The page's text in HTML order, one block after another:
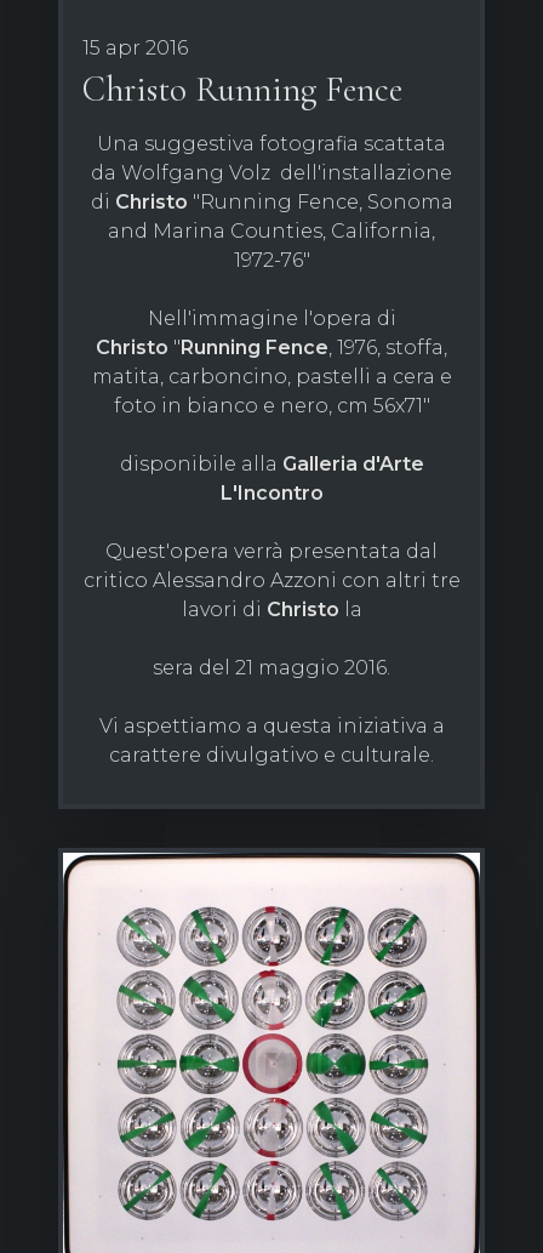
15 apr 2016
Christo Running Fence
Una suggestiva fotografia scattata
da Wolfgang Volz dell'installazione
di Christo "Running Fence, Sonoma
and Marina Counties, California,
1972-76"
Nell'immagine l'opera di
Christo "Running Fence, 1976, stoffa,
matita, carboncino, pastelli a cera e
foto in bianco e nero, cm 56x71"
disponibile alla Galleria d'Arte
L'Incontro
Quest'opera verrà presentata dal
critico Alessandro Azzoni con altri tre
lavori di Christo la
sera del 21 maggio 2016.
Vi aspettiamo a questa iniziativa a
carattere divulgativo e culturale.